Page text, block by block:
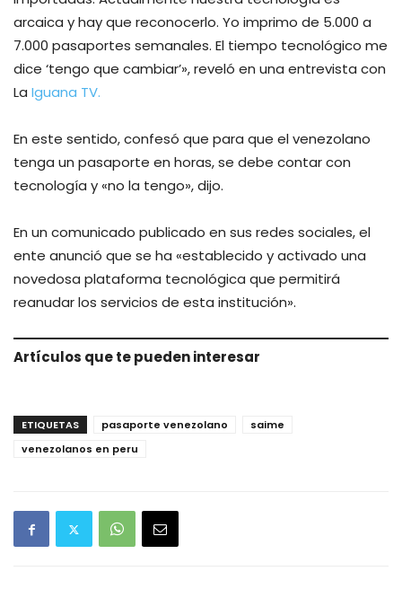
arcaica y hay que reconocerlo. Yo imprimo de 5.000 a
7.000 pasaportes semanales. El tiempo tecnológico me
dice ‘tengo que cambiar’», reveló en una entrevista con
La Iguana TV.
En este sentido, confesó que para que el venezolano
tenga un pasaporte en horas, se debe contar con
tecnología y «no la tengo», dijo.
En un comunicado publicado en sus redes sociales, el
ente anunció que se ha «establecido y activado una
novedosa plataforma tecnológica que permitirá
reanudar los servicios de esta institución».
Artículos que te pueden interesar
ETIQUETAS pasaporte venezolano
saime
venezolanos en peru